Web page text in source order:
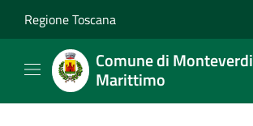
Regione Toscana
Comune di Monteverdi
Marittimo